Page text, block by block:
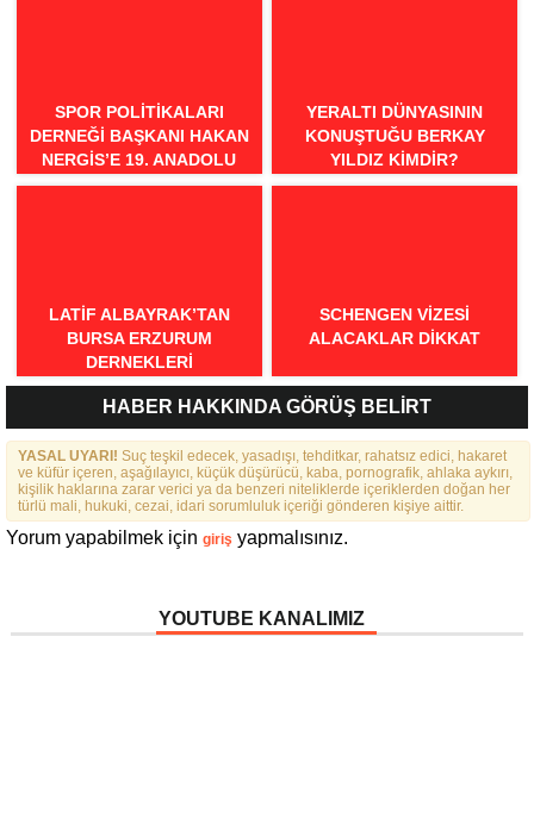
SPOR POLITIKALARI
DERNEĞI BAŞKANI HAKAN
NERGIS’E 19. ANADOLU
SPOR ÖDÜLLERI’NDE
YERALTI DÜNYASININ
KONUŞTUĞU BERKAY
YILDIZ KIMDIR?
LATIF ALBAYRAK’TAN
BURSA ERZURUM
DERNEKLERI
FEDERASYONU İÇIN 25
MADDELIK BÜYÜK VIZYON:
“DAHA GÜÇLÜ, DAHA ETKIN,
DAHA KAPSAYICI BIR
FEDERASYON İÇIN YOLA
ÇIKTIK”
SCHENGEN VİZESİ
ALACAKLAR DİKKAT
HABER HAKKINDA GÖRÜŞ BELİRT
YASAL UYARI! Suç teşkil edecek, yasadışı, tehditkar, rahatsız edici, hakaret
ve küfür içeren, aşağılayıcı, küçük düşürücü, kaba, pornografik, ahlaka aykırı,
kişilik haklarına zarar verici ya da benzeri niteliklerde içeriklerden doğan her
türlü mali, hukuki, cezai, idari sorumluluk içeriği gönderen kişiye aittir.
Yorum yapabilmek için giriş yapmalısınız.
YOUTUBE KANALIMIZ